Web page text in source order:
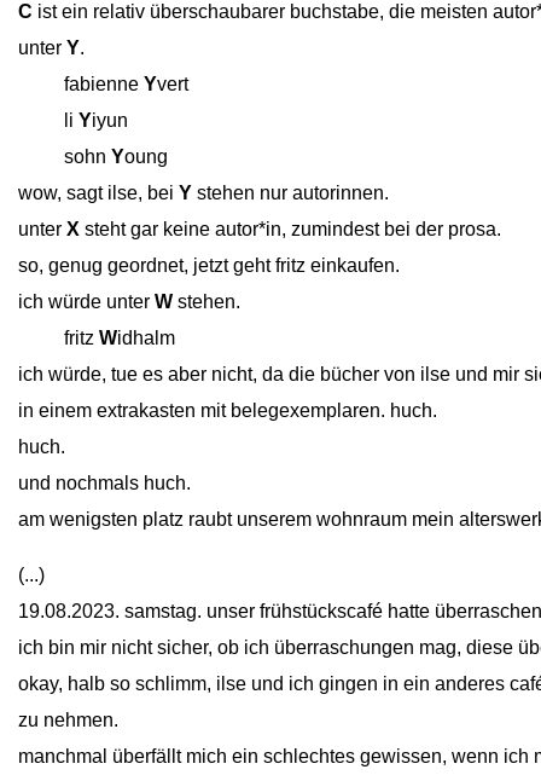
C ist ein relativ überschaubarer buchstabe, die meisten
unter Y.
fabienne Yvert
li Yiyun
sohn Young
wow, sagt ilse, bei Y stehen nur autorinnen.
unter X steht gar keine autor*in, zumindest bei der prosa.
so, genug geordnet, jetzt geht fritz einkaufen.
ich würde unter W stehen.
fritz Widhalm
ich würde, tue es aber nicht, da die bücher von ilse und mir
in einem extrakasten mit belegexemplaren. huch.
huch.
und nochmals huch.
am wenigsten platz raubt unserem wohnraum mein
(...)
19.08.2023. samstag. unser frühstückscafé hatte
ich bin mir nicht sicher, ob ich überraschungen mag, diese
okay, halb so schlimm, ilse und ich gingen in ein anderes
zu nehmen.
manchmal überfällt mich ein schlechtes gewissen, wenn ich